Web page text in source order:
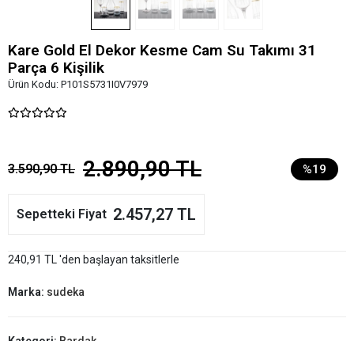
Kare Gold El Dekor Kesme Cam Su Takımı 31
Parça 6 Kişilik
Ürün Kodu: P101S5731I0V7979
3.590,90 TL 2.890,90 TL %19
Sepetteki Fiyat 2.457,27 TL
240,91 TL 'den başlayan taksitlerle
Marka: sudeka